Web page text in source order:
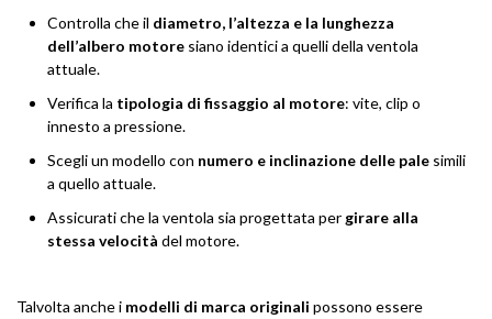
Controlla che il diametro, l’altezza e la lunghezza
dell’albero motore siano identici a quelli della ventola
attuale.
Verifica la tipologia di fissaggio al motore: vite, clip o
innesto a pressione.
Scegli un modello con numero e inclinazione delle pale simili
a quello attuale.
Assicurati che la ventola sia progettata per girare alla
stessa velocità del motore.
Talvolta anche i modelli di marca originali possono essere